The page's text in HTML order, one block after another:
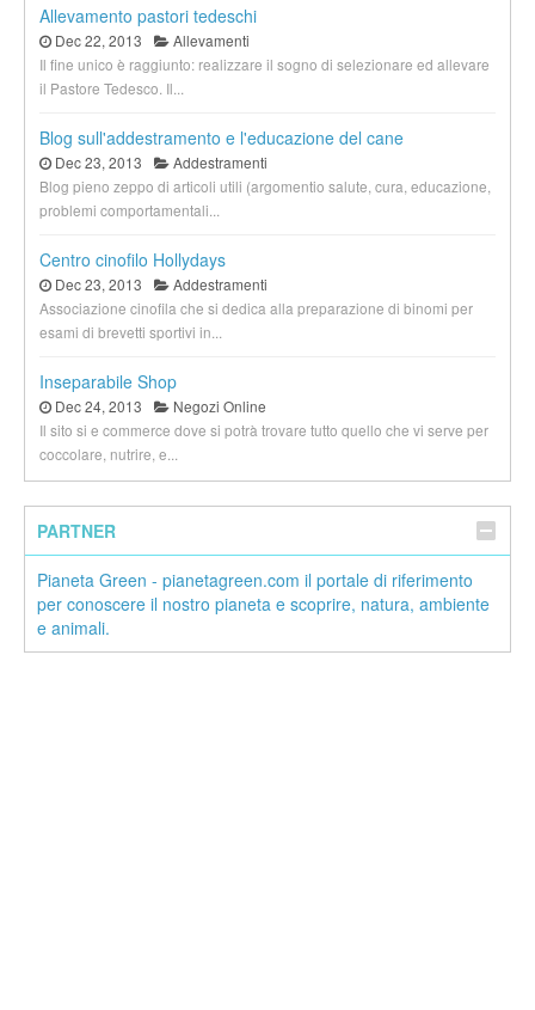
Allevamento pastori tedeschi
Dec 22, 2013
Allevamenti
Il fine unico è raggiunto: realizzare il sogno di selezionare ed allevare
il Pastore Tedesco. Il...
Blog sull'addestramento e l'educazione del cane
Dec 23, 2013
Addestramenti
Blog pieno zeppo di articoli utili (argomentio salute, cura, educazione,
problemi comportamentali...
Centro cinofilo Hollydays
Dec 23, 2013
Addestramenti
Associazione cinofila che si dedica alla preparazione di binomi per
esami di brevetti sportivi in...
Inseparabile Shop
Dec 24, 2013
Negozi Online
Il sito si e commerce dove si potrà trovare tutto quello che vi serve per
coccolare, nutrire, e...
PARTNER
Pianeta Green - pianetagreen.com il portale di riferimento
per conoscere il nostro pianeta e scoprire, natura, ambiente
e animali.